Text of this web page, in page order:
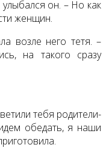
он. – Но как
женщин.
возле него тетя. –
на такого сразу
тебя родители-
обедать, я наши